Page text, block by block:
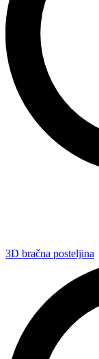
3D bračna posteljina